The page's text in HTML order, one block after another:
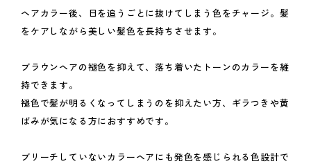
ヘアカラー後、日を追うごとに抜けてしまう色をチャージ。髪
をケアしながら美しい髪色を長持ちさせます。
ブラウンヘアの褪色を抑えて、落ち着いたトーンのカラーを維
持できます。
褪色で髪が明るくなってしまうのを抑えたい方、ギラつきや黄
ばみが気になる方におすすめです。
ブリーチしていないカラーヘアにも発色を感じられる色設計で